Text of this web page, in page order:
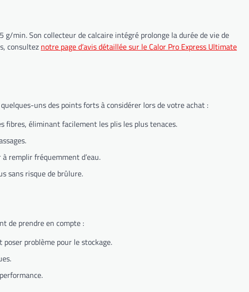
min. Son collecteur de calcaire intégré prolonge la durée de vie de
consultez notre page d’avis détaillée sur le Calor Pro Express Ultimate
uns des points forts à considérer lors de votre achat :
fibres, éliminant facilement les plis les plus tenaces.
remplir fréquemment d’eau.
sans risque de brûlure.
de prendre en compte :
problème pour le stockage.